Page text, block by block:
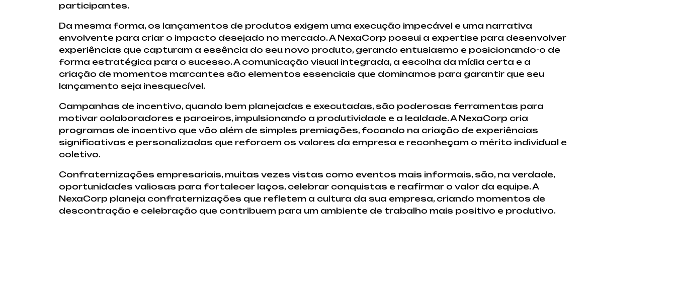
participantes.
Da mesma forma, os lançamentos de produtos exigem uma execução impecável e uma narrativa
envolvente para criar o impacto desejado no mercado. A NexaCorp possui a expertise para desenvolver
experiências que capturam a essência do seu novo produto, gerando entusiasmo e posicionando-o de
forma estratégica para o sucesso. A comunicação visual integrada, a escolha da mídia certa e a
criação de momentos marcantes são elementos essenciais que dominamos para garantir que seu
lançamento seja inesquecível.
Campanhas de incentivo, quando bem planejadas e executadas, são poderosas ferramentas para
motivar colaboradores e parceiros, impulsionando a produtividade e a lealdade. A NexaCorp cria
programas de incentivo que vão além de simples premiações, focando na criação de experiências
significativas e personalizadas que reforcem os valores da empresa e reconheçam o mérito individual e
coletivo.
Confraternizações empresariais, muitas vezes vistas como eventos mais informais, são, na verdade,
oportunidades valiosas para fortalecer laços, celebrar conquistas e reafirmar o valor da equipe. A
NexaCorp planeja confraternizações que refletem a cultura da sua empresa, criando momentos de
descontração e celebração que contribuem para um ambiente de trabalho mais positivo e produtivo.